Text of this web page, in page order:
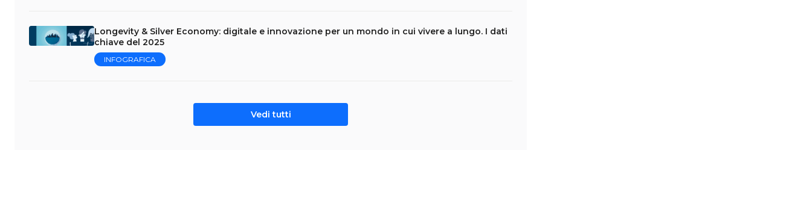
Longevity & Silver Economy: digitale e innovazione per un mondo in cui vivere a lungo. I dati
chiave del 2025
INFOGRAFICA
Vedi tutti